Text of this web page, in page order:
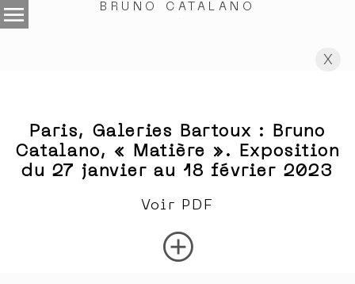
menu BRUNO CATALANO
X
Paris, Galeries Bartoux : Bruno
Catalano, « Matière ». Exposition
du 27 janvier au 18 février 2023
Voir PDF
add_circle